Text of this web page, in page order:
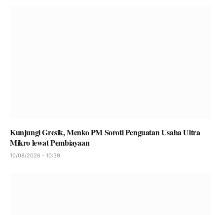
Kunjungi Gresik, Menko PM Soroti Penguatan Usaha Ultra
Mikro lewat Pembiayaan
10/08/2026 - 10:39